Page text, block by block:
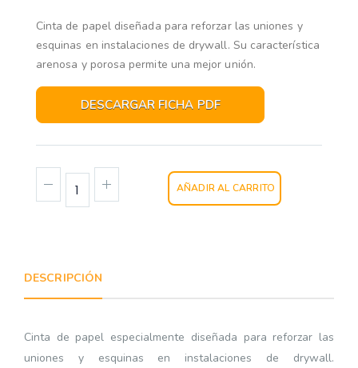
Cinta de papel diseñada para reforzar las uniones y
esquinas en instalaciones de drywall. Su característica
arenosa y porosa permite una mejor unión.
DESCARGAR FICHA PDF
AÑADIR AL CARRITO
DESCRIPCIÓN
Cinta de papel especialmente diseñada para reforzar las
uniones y esquinas en instalaciones de drywall.